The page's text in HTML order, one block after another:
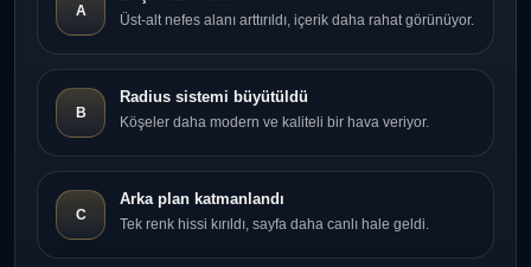
A
Üst-alt nefes alanı arttırıldı, içerik daha rahat görünüyor.
B
Radius sistemi büyütüldü
Köşeler daha modern ve kaliteli bir hava veriyor.
C
Arka plan katmanlandı
Tek renk hissi kırıldı, sayfa daha canlı hale geldi.